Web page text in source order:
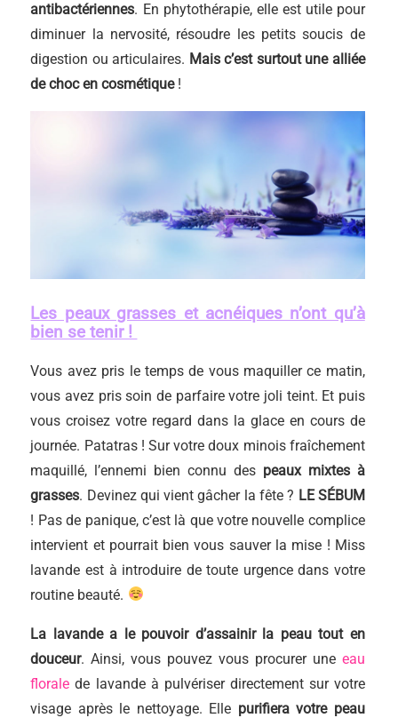
antibactériennes. En phytothérapie, elle est utile pour
diminuer la nervosité, résoudre les petits soucis de
digestion ou articulaires. Mais c’est surtout une alliée
de choc en cosmétique!
Les peaux grasses et acnéiques n’ont qu’à
bien se tenir !
Vous avez pris le temps de vous maquiller ce matin,
vous avez pris soin de parfaire votre joli teint. Et puis
vous croisez votre regard dans la glace en cours de
journée. Patatras ! Sur votre doux minois fraîchement
maquillé, l’ennemi bien connu des peaux mixtes à
grasses. Devinez qui vient gâcher la fête ? LE SÉBUM
! Pas de panique, c’est là que votre nouvelle complice
intervient et pourrait bien vous sauver la mise ! Miss
lavande est à introduire de toute urgence dans votre
routine beauté.
La lavande a le pouvoir d’assainir la peau tout en
douceur. Ainsi, vous pouvez vous procurer une eau
florale de lavande à pulvériser directement sur votre
visage après le nettoyage. Elle purifiera votre peau